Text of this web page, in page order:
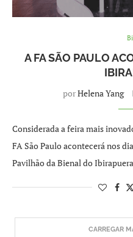
A FA SÃO PAULO
porHelena Yang
Considerada a feira mais
FA São Paulo acontecerá nos
Pavilhão da Bienal do
CARREGAR